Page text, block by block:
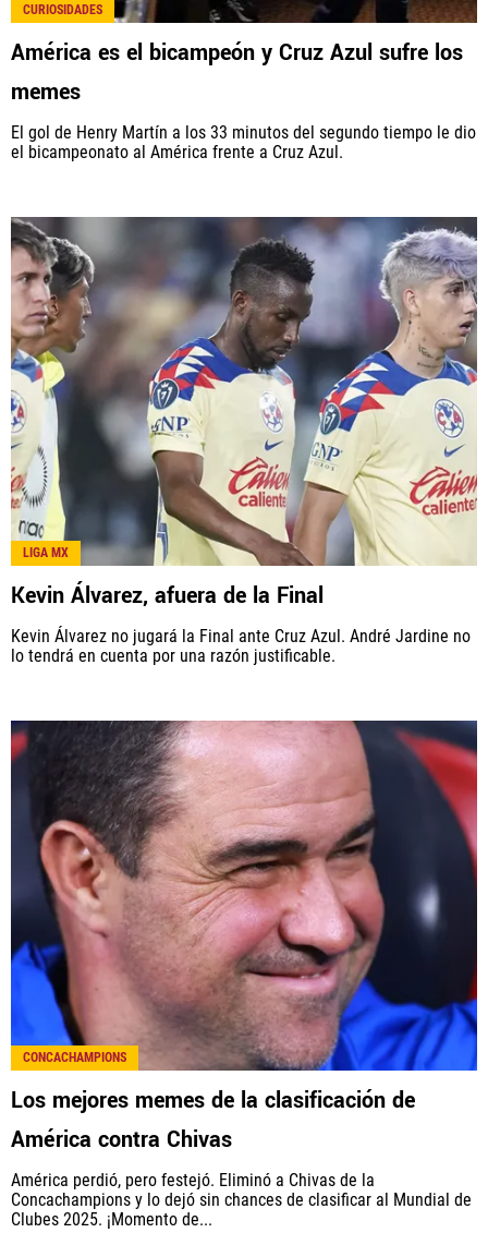
CURIOSIDADES
América es el bicampeón y Cruz Azul sufre los
memes
El gol de Henry Martín a los 33 minutos del segundo tiempo le dio
el bicampeonato al América frente a Cruz Azul.
LIGA MX
Kevin Álvarez, afuera de la Final
Kevin Álvarez no jugará la Final ante Cruz Azul. André Jardine no
lo tendrá en cuenta por una razón justificable.
CONCACHAMPIONS
Los mejores memes de la clasificación de
América contra Chivas
América perdió, pero festejó. Eliminó a Chivas de la
Concachampions y lo dejó sin chances de clasificar al Mundial de
Clubes 2025. ¡Momento de...